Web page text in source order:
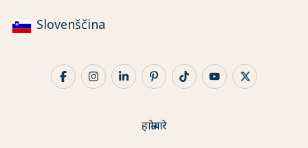
Slovenščina
हाम्रोबारे